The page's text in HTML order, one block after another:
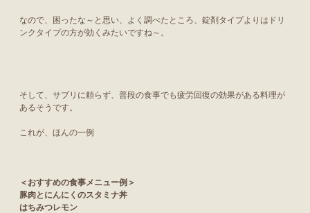
なので、困ったな～と思い、よく調べたところ、錠剤タイプよりはドリ
ンクタイプの方が効くみたいですね～。
そして、サプリに頼らず、普段の食事でも疲労回復の効果がある料理が
あるそうです。
これが、ほんの一例
＜おすすめの食事メニュー例＞
豚肉とにんにくのスタミナ丼
はちみつレモン